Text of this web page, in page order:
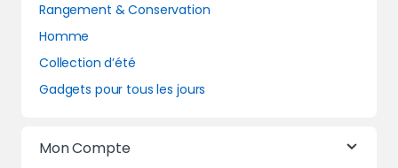
Rangement & Conservation
Homme
Collection d’été
Gadgets pour tous les jours
Mon Compte